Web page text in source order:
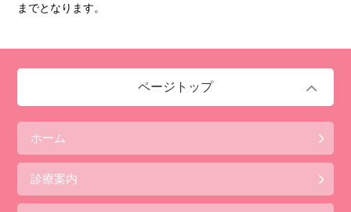
までとなります。
ページトップ
ホーム
診療案内